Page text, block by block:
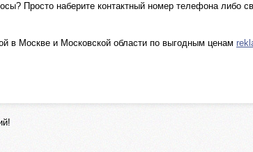
Просто наберите контактный номер телефона
в Москве и Московской области по выгодным ценам